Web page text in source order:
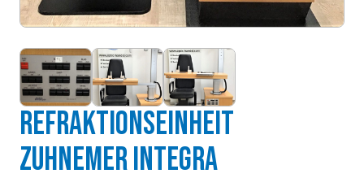
Refraktionseinheit
Zuhnemer Integra